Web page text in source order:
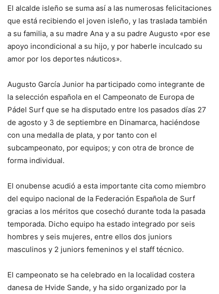
El alcalde isleño se suma así a las numerosas felicitaciones
que está recibiendo el joven isleño, y las traslada también
a su familia, a su madre Ana y a su padre Augusto «por ese
apoyo incondicional a su hijo, y por haberle inculcado su
amor por los deportes náuticos».
Augusto García Junior ha participado como integrante de
la selección española en el Campeonato de Europa de
Pádel Surf que se ha disputado entre los pasados días 27
de agosto y 3 de septiembre en Dinamarca, haciéndose
con una medalla de plata, y por tanto con el
subcampeonato, por equipos; y con otra de bronce de
forma individual.
El onubense acudió a esta importante cita como miembro
del equipo nacional de la Federación Española de Surf
gracias a los méritos que cosechó durante toda la pasada
temporada. Dicho equipo ha estado integrado por seis
hombres y seis mujeres, entre ellos dos juniors
masculinos y 2 juniors femeninos y el staff técnico.
El campeonato se ha celebrado en la localidad costera
danesa de Hvide Sande, y ha sido organizado por la